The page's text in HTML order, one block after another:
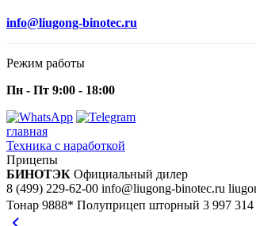
info@liugong-binotec.ru
Режим работы
Пн - Пт 9:00 - 18:00
главная
Техника с наработкой
Прицепы
БИНОТЭК Официальный дилер
8 (499) 229-62-00 info@liugong-binotec.ru
Тонар 9888* Полуприцеп шторный 3 997